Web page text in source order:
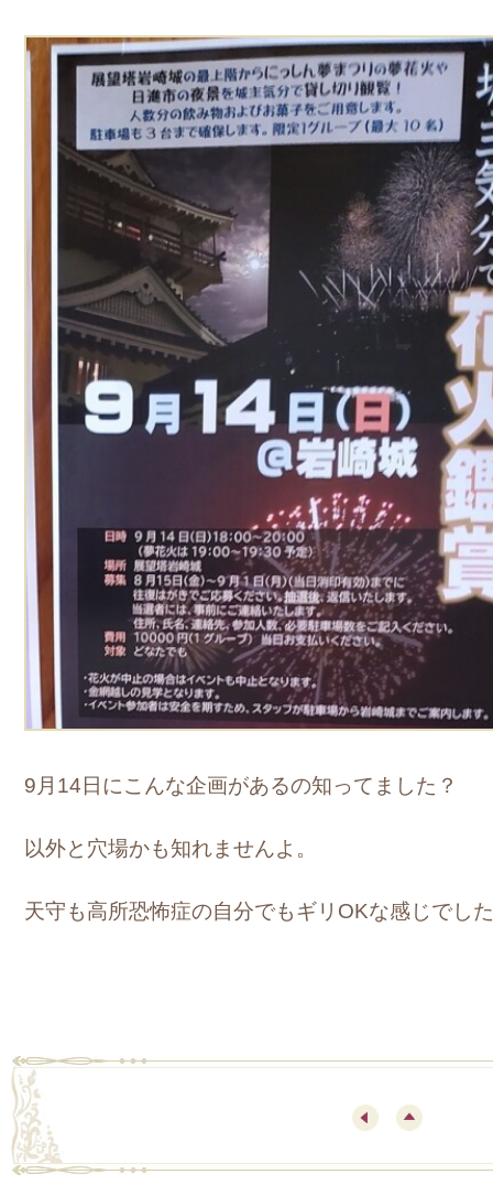
9月14日にこんな企画があるの知ってました？
以外と穴場かも知れませんよ。
天守も高所恐怖症の自分でもギリOKな感じでし